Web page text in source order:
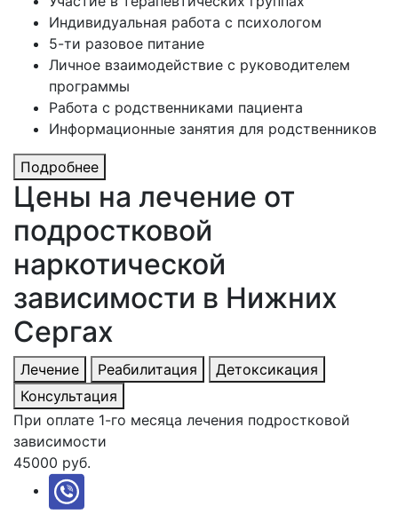
Индивидуальная работа с психологом
5-ти разовое питание
Личное взаимодействие с руководителем
программы
Работа с родственниками пациента
Информационные занятия для родственников
Подробнее
Цены на лечение от
подростковой
наркотической
зависимости в Нижних
Сергах
Лечение Реабилитация
Детоксикация
Консультация
При оплате 1-го месяца лечения подростковой
зависимости
45000 руб.